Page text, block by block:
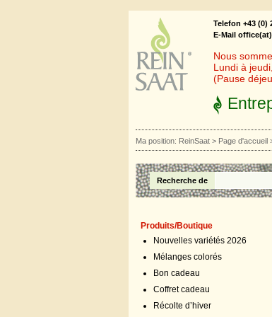
Telefon +43 (0)
E-Mail
Nous
Lundi à
(Pause
Ma position: ReinSaat > Page d'accueil
Recherche de
Produits/Boutique
Nouvelles variétés 2026
Mélanges colorés
Bon cadeau
Coffret cadeau
Récolte d’hiver